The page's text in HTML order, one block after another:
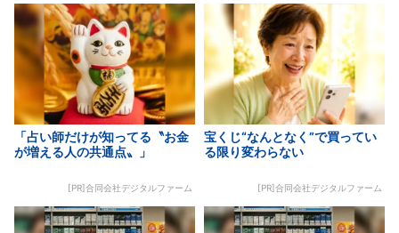
「占い師だけが知ってる〝お金
が増える人の共通点〟」
[PR]合同会社デジタルファーム
宝くじ“なんとなく”で買ってい
る限り変わらない
[PR]合同会社デジタルファーム